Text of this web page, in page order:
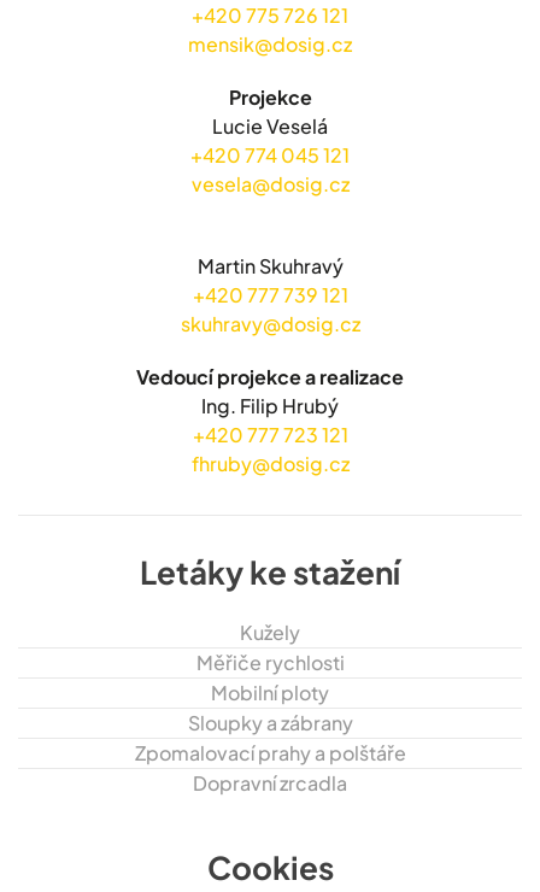
+420 775 726 121
mensik@dosig.cz
Projekce
Lucie Veselá
+420 774 045 121
vesela@dosig.cz
Martin Skuhravý
+420 777 739 121
skuhravy@dosig.cz
Vedoucí projekce a realizace
Ing. Filip Hrubý
+420 777 723 121
fhruby@dosig.cz
Letáky ke stažení
Kužely
Měřiče rychlosti
Mobilní ploty
Sloupky a zábrany
Zpomalovací prahy a polštáře
Dopravní zrcadla
Cookies